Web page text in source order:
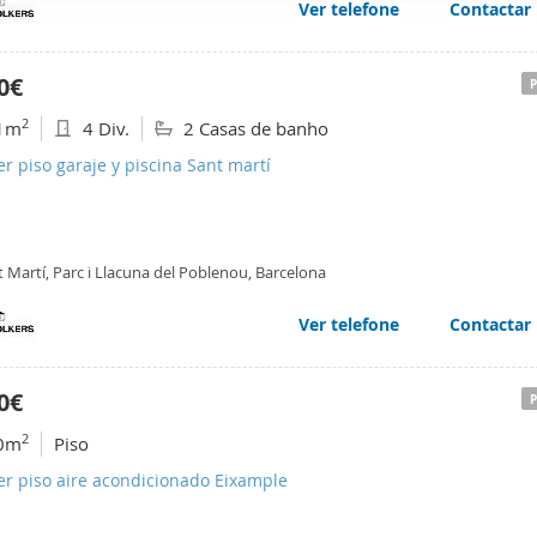
se usan para personalizar el contenido y los anuncios,
el tráfico. Además, compartimos información sobre el uso
de redes sociales, publicidad y análisis web, quienes
Ver telefone Contactar
2 4 Div. 2 Casas de banho
piso garaje y piscina Sant martí
Martí, Parc i Llacuna del Poblenou, Barcelona
Ver telefone Contactar
2 Piso
piso aire acondicionado Eixample